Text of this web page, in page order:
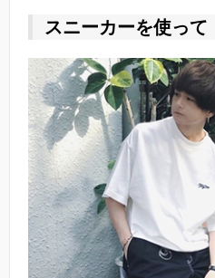
スニーカーを使って